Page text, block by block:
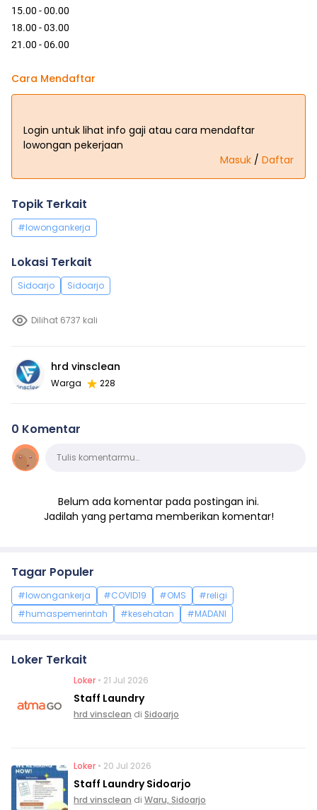
15.00 - 00.00
18.00 - 03.00
21.00 - 06.00
Cara Mendaftar
Login untuk lihat info gaji atau cara mendaftar
lowongan pekerjaan
Masuk / Daftar
Topik Terkait
#lowongankerja
Lokasi Terkait
Sidoarjo Sidoarjo
Dilihat 6737 kali
hrd vinsclean
Warga 228
0 Komentar
KomentarTulis komentarmu…
Belum ada komentar pada postingan ini.
Jadilah yang pertama memberikan komentar!
Tagar Populer
#lowongankerja #COVID19 #OMS
#religi
#humaspemerintah
#kesehatan #MADANI
Loker Terkait
Loker • 21 Jul 2026
Staff Laundry
hrd vinsclean di Sidoarjo
Loker • 20 Jul 2026
Staff Laundry Sidoarjo
hrd vinsclean di Waru, Sidoarjo